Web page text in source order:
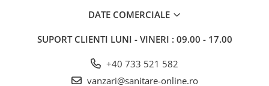
neutre. Formatul generos și finisajul mat oferă un aspect
compatibilitatea cu încălzirea prin pardoseală.
DATE COMERCIALE
SUPORT CLIENTI LUNI - VINERI : 09.00 - 17.00
+40 733 521 582
vanzari@sanitare-online.ro